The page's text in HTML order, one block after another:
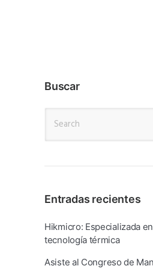
Buscar
Entradas recientes
Hikmicro: Especializada
tecnología térmica
Asiste al Congreso de